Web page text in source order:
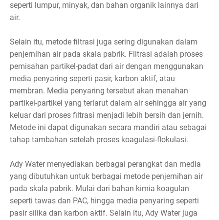
seperti lumpur, minyak, dan bahan organik lainnya dari
air.
Selain itu, metode filtrasi juga sering digunakan dalam
penjernihan air pada skala pabrik. Filtrasi adalah proses
pemisahan partikel-padat dari air dengan menggunakan
media penyaring seperti pasir, karbon aktif, atau
membran. Media penyaring tersebut akan menahan
partikel-partikel yang terlarut dalam air sehingga air yang
keluar dari proses filtrasi menjadi lebih bersih dan jernih.
Metode ini dapat digunakan secara mandiri atau sebagai
tahap tambahan setelah proses koagulasi-flokulasi.
Ady Water menyediakan berbagai perangkat dan media
yang dibutuhkan untuk berbagai metode penjernihan air
pada skala pabrik. Mulai dari bahan kimia koagulan
seperti tawas dan PAC, hingga media penyaring seperti
pasir silika dan karbon aktif. Selain itu, Ady Water juga